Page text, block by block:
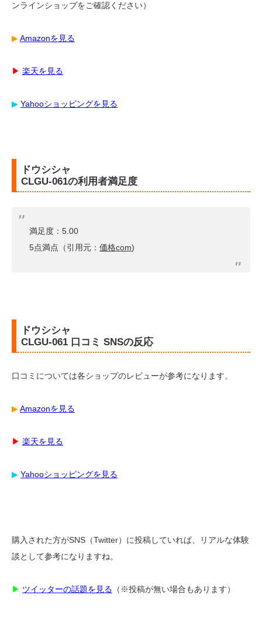
ンラインショップをご確認ください）
▶︎Amazonを見る
▶︎ 楽天を見る
▶︎ Yahooショッピングを見る
ドウシシャ
CLGU-061の利用者満足度
満足度：5.00
5点満点（引用元： 価格com)
ドウシシャ
CLGU-061 口コミ SNSの反応
口コミについては各ショップのレビューが参考になります。
▶︎Amazonを見る
▶︎ 楽天を見る
▶︎ Yahooショッピングを見る
購入された方がSNS（Twitter）に投稿していれば、リアルな体験
談として参考になりますね。
▶︎ ツイッターの話題を見る （※投稿が無い場合もあります）